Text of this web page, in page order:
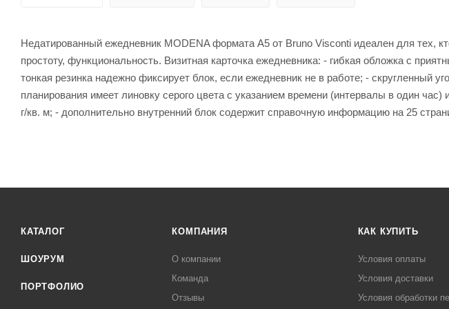
Недатированный ежедневник MODENA формата А5 от Bruno Visconti идеален для тех,
простоту, функциональность. Визитная карточка ежедневника: - гибкая обложка с
тонкая резинка надежно фиксирует блок, если ежедневник не в работе; - скругленный
планирования имеет линовку серого цвета с указанием времени (интервалы в один
г/кв. м; - дополнительно внутренний блок содержит справочную информацию на 25
КАТАЛОГ
ШОУРУМ
ПОРТФОЛИО
КОМПАНИЯ
О компании
Команда
Отзывы
КАК КУПИТЬ
Условия оплаты
Условия доставки
Условия обработки